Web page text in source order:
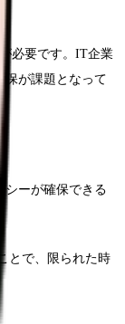
必要です。IT企業
保が課題となって
シーが確保できる
とで、限られた時